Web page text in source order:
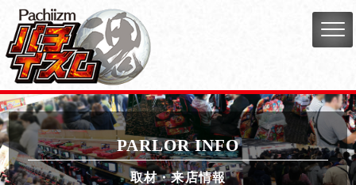
PARLOR INFO
取材・来店情報